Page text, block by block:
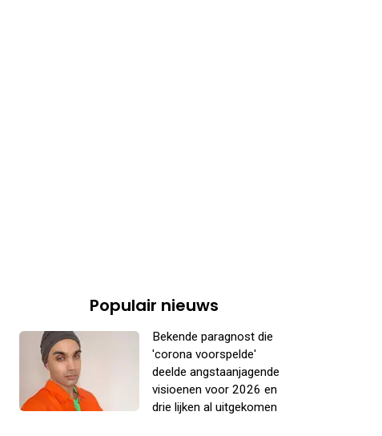
Populair nieuws
Bekende paragnost die
'corona voorspelde'
deelde angstaanjagende
visioenen voor 2026 en
drie lijken al uitgekomen